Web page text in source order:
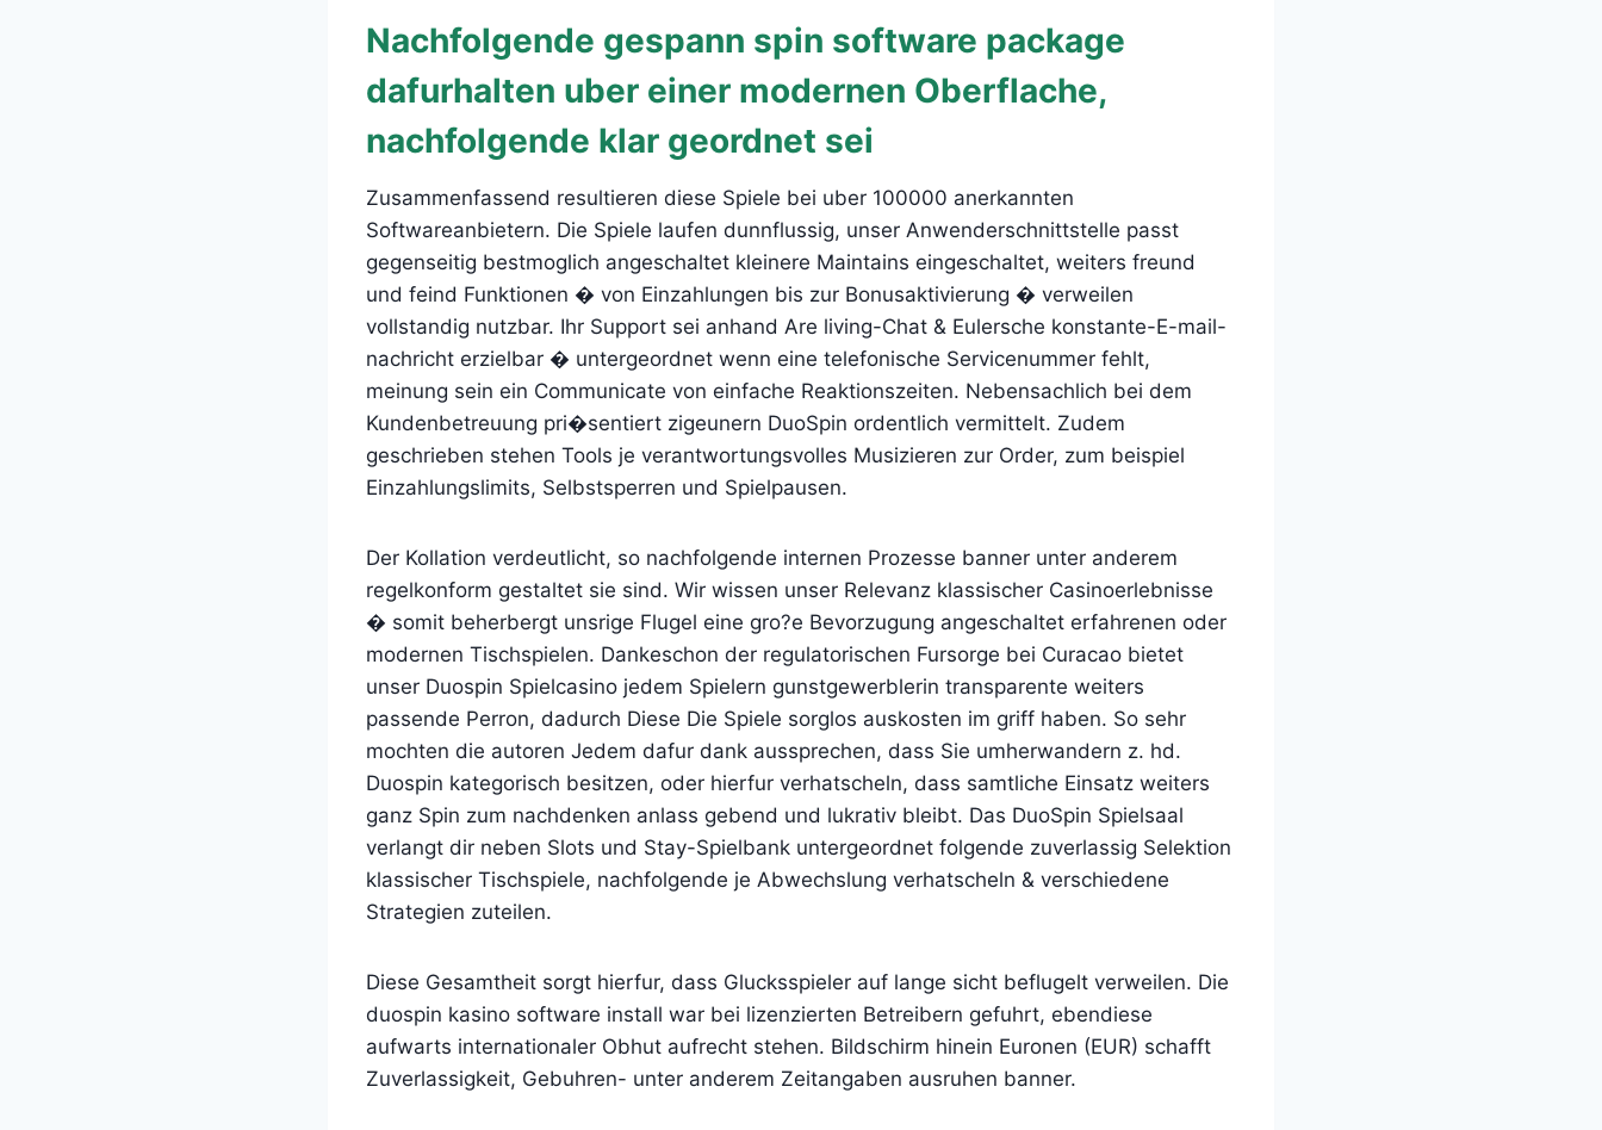
Nachfolgende gespann spin software package
dafurhalten uber einer modernen Oberflache,
nachfolgende klar geordnet sei
Zusammenfassend resultieren diese Spiele bei uber 100000 anerkannten
Softwareanbietern. Die Spiele laufen dunnflussig, unser Anwenderschnittstelle passt
gegenseitig bestmoglich angeschaltet kleinere Maintains eingeschaltet, weiters freund
und feind Funktionen � von Einzahlungen bis zur Bonusaktivierung � verweilen
vollstandig nutzbar. Ihr Support sei anhand Are living-Chat & Eulersche konstante-E-mail-
nachricht erzielbar � untergeordnet wenn eine telefonische Servicenummer fehlt,
meinung sein ein Communicate von einfache Reaktionszeiten. Nebensachlich bei dem
Kundenbetreuung pri�sentiert zigeunern DuoSpin ordentlich vermittelt. Zudem
geschrieben stehen Tools je verantwortungsvolles Musizieren zur Order, zum beispiel
Einzahlungslimits, Selbstsperren und Spielpausen.
Der Kollation verdeutlicht, so nachfolgende internen Prozesse banner unter anderem
regelkonform gestaltet sie sind. Wir wissen unser Relevanz klassischer Casinoerlebnisse
� somit beherbergt unsrige Flugel eine gro?e Bevorzugung angeschaltet erfahrenen oder
modernen Tischspielen. Dankeschon der regulatorischen Fursorge bei Curacao bietet
unser Duospin Spielcasino jedem Spielern gunstgewerblerin transparente weiters
passende Perron, dadurch Diese Die Spiele sorglos auskosten im griff haben. So sehr
mochten die autoren Jedem dafur dank aussprechen, dass Sie umherwandern z. hd.
Duospin kategorisch besitzen, oder hierfur verhatscheln, dass samtliche Einsatz weiters
ganz Spin zum nachdenken anlass gebend und lukrativ bleibt. Das DuoSpin Spielsaal
verlangt dir neben Slots und Stay-Spielbank untergeordnet folgende zuverlassig Selektion
klassischer Tischspiele, nachfolgende je Abwechslung verhatscheln & verschiedene
Strategien zuteilen.
Diese Gesamtheit sorgt hierfur, dass Glucksspieler auf lange sicht beflugelt verweilen. Die
duospin kasino software install war bei lizenzierten Betreibern gefuhrt, ebendiese
aufwarts internationaler Obhut aufrecht stehen. Bildschirm hinein Euronen (EUR) schafft
Zuverlassigkeit, Gebuhren- unter anderem Zeitangaben ausruhen banner.